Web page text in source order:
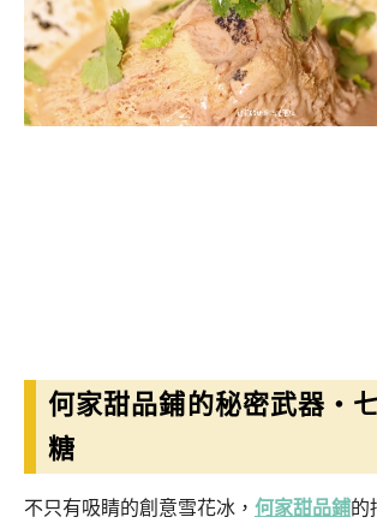
何家甜品鋪的秘密武器・
糖
不只有吸睛的創意雪花冰， 何家甜品鋪的